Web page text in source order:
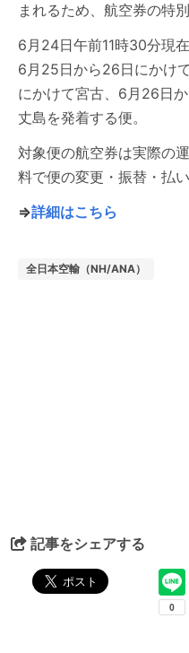
まれるため、航空券の特
6月24日午前11時30分現
6月25日から26日にかけ
にかけて宮古、6月26日
丈島を発着する便。
対象便の航空券は実際の
料で便の変更・振替・払
⇒詳細はこちら
全日本空輸（NH/ANA）
記事をシェアする